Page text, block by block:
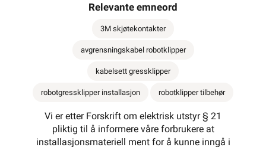
Relevante emneord
3M skjøtekontakter
avgrensningskabel robotklipper
kabelsett gressklipper
robotgressklipper installasjon robotklipper tilbehør
Vi er etter Forskrift om elektrisk utstyr § 21
pliktig til å informere våre forbrukere at
installasjonsmateriell ment for å kunne inngå i